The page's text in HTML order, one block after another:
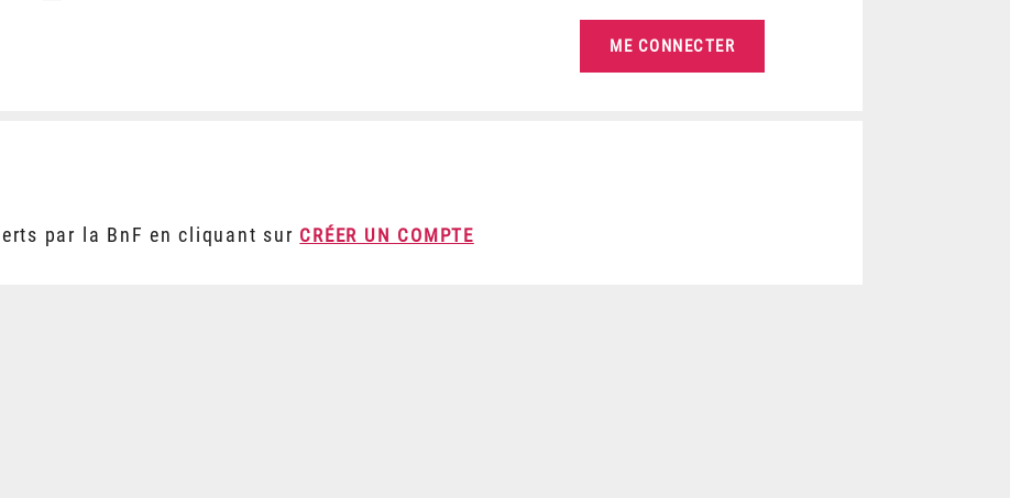
par la BnF en cliquant sur CRÉER UN COMPTE